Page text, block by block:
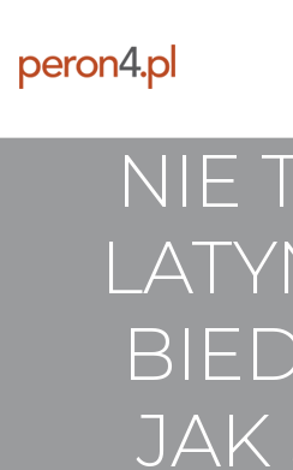
NIE
JAK